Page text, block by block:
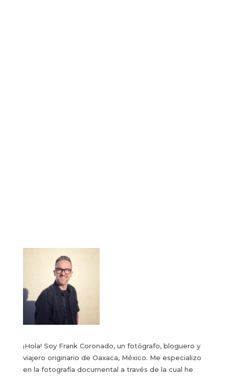
¡Hola! Soy Frank Coronado, un fotógrafo, bloguero y
viajero originario de Oaxaca, México. Me especializo
en la fotografía documental a través de la cual he